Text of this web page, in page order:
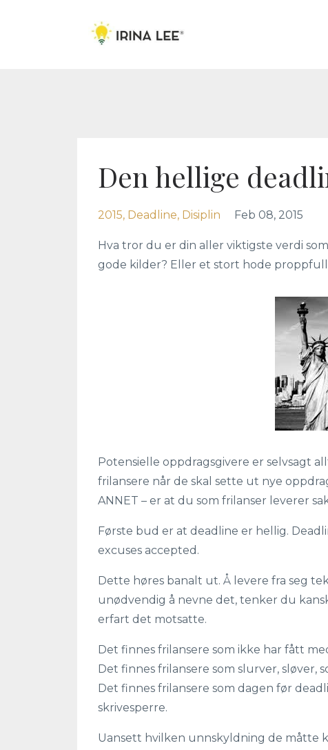
Den hellige
2015 Deadline Disiplin Feb 08, 2015
Hva tror du er din aller viktigste verdi
gode kilder? Eller et stort hode
Potensielle oppdragsgivere er selvsagt
frilansere når de skal sette ut nye
ANNET – er at du som frilanser leverer
Første bud er at deadline er hellig.
excuses accepted.
Dette høres banalt ut. Å levere fra seg
unødvendig å nevne det, tenker du
erfart det motsatte.
Det finnes frilansere som ikke har fått
Det finnes frilansere som slurver, sløver,
Det finnes frilansere som dagen før
skrivesperre.
Uansett hvilken unnskyldning de måtte